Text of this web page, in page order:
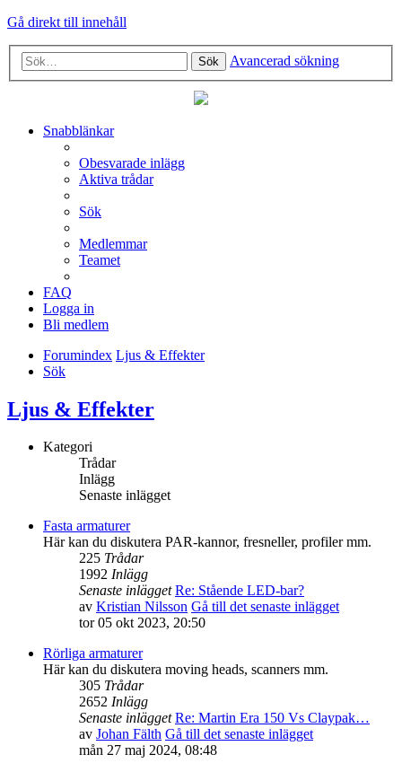
Gå direkt till innehåll
Sök Avancerad sökning
Snabblänkar
Obesvarade inlägg
Aktiva trådar
Sök
Medlemmar
Teamet
FAQ
Logga in
Bli medlem
Forumindex Ljus & Effekter
Sök
Ljus & Effekter
Kategori
Trådar
Inlägg
Senaste inlägget
Fasta armaturer
Här kan du diskutera PAR-kannor, fresneller, profiler mm.
225 Trådar
1992 Inlägg
Senaste inlägget Re: Stående LED-bar?
av Kristian Nilsson Gå till det senaste inlägget
tor 05 okt 2023, 20:50
Rörliga armaturer
Här kan du diskutera moving heads, scanners mm.
305 Trådar
2652 Inlägg
Senaste inlägget Re: Martin Era 150 Vs Claypak…
av Johan Fälth Gå till det senaste inlägget
mån 27 maj 2024, 08:48